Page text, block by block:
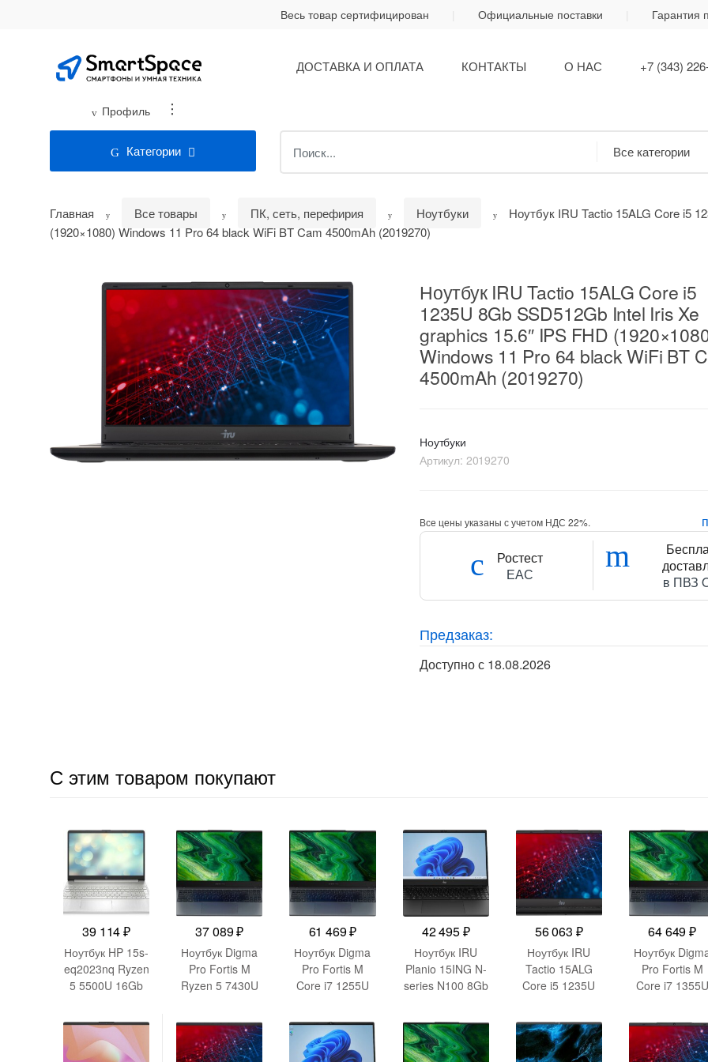
Весь товар сертифицирован Официальные поставки Гарантия
ДОСТАВКА И ОПЛАТА КОНТАКТЫ О НАС +7 (343)
Профиль ...
Категории
Search
for:
Главная Все товары ПК, сеть, перефирия Ноутбуки
Ноутбук IRU Tactio 15ALG Core i5
(1920×1080) Windows 11 Pro 64 black WiFi BT Cam 4500mAh (2019270)
Ноутбук IRU Tactio 15ALG Core i5
1235U 8Gb SSD512Gb Intel Iris Xe
graphics 15.6″ IPS FHD
Windows 11 Pro 64 black WiFi BT
4500mAh (2019270)
Ноутбуки
Артикул: 2019270
Все цены указаны с учетом НДС 22%.
Ростест
ЕАС
в ПВЗ
Предзаказ:
Доступно с 18.08.2026
С этим товаром покупают
39 114₽
Ноутбук HP 15s-
eq2023nq Ryzen
5 5500U 16Gb
Radeon
Graphics 15.6″
IPS FHD
37 089₽
Ноутбук Digma
Pro Fortis M
Ryzen 5 7430U
AMD Radeon
Graphics 15.6″
IPS FHD
61 469₽
Ноутбук Digma
Pro Fortis M
Core i7 1255U
SSD512Gb Intel
Iris Xe graphics
15.6″ IPS FHD
42 495₽
Ноутбук IRU
Planio 15ING N-
series N100 8Gb
UHD Graphics
15.6″ IPS FHD
(1920×1080)
56 063 ₽
Ноутбук IRU
Tactio 15ALG
Core i5 1235U
SSD512Gb Intel
Iris Xe graphics
15.6″ IPS FHD
64 649₽
Ноутбук
Pro Fortis M
Core i7 1355U
SSD512Gb
UHD Graphics
15.6″ IPS FHD